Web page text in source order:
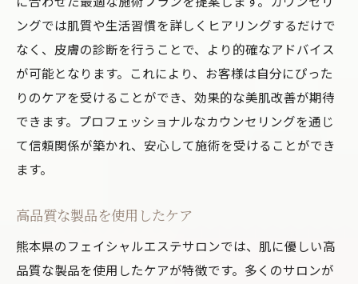
ングでは肌質や生活習慣を詳しくヒアリングするだけで
なく、皮膚の診断を行うことで、より的確なアドバイス
が可能となります。これにより、お客様は自分にぴった
りのケアを受けることができ、効果的な美肌改善が期待
できます。プロフェッショナルなカウンセリングを通じ
て信頼関係が築かれ、安心して施術を受けることができ
ます。
高品質な製品を使用したケア
熊本県のフェイシャルエステサロンでは、肌に優しい高
品質な製品を使用したケアが特徴です。多くのサロンが